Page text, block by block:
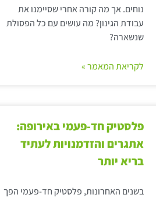
נוחים. אך מה קורה אחרי שסיימנו את
עבודת הגינון? מה עושים עם כל הפסולת
שנשארה?
לקריאת המאמר »
פלסטיק חד-פעמי באירופה:
אתגרים והזדמנויות לעתיד
בריא יותר
בשנים האחרונות, פלסטיק חד-פעמי הפך